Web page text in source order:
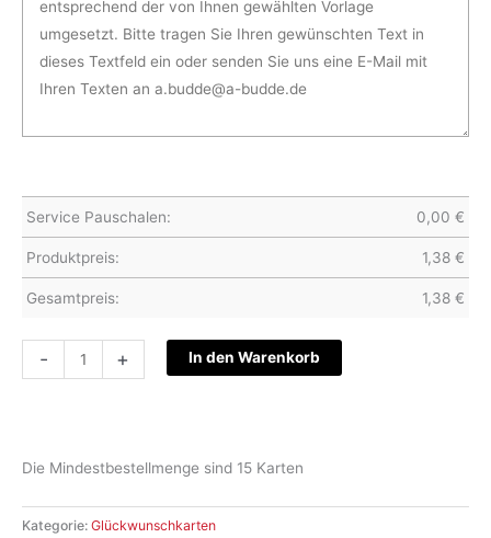
Service Pauschalen: 0,00 €
Produktpreis: 1,38 €
Gesamtpreis: 1,38 €
-
Glückwunschkarte
-
+ In den Warenkorb
Die Mindestbestellmenge sind 15 Karten
Kategorie: Glückwunschkarten